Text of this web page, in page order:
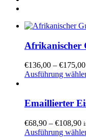
Afrikanischer
€136,00 – €175,00
Ausführung
Emaillierter
€68,90 – €108,90
Ausführung